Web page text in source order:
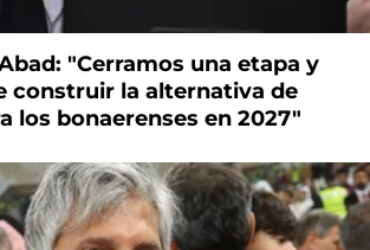
"Cerramos una etapa y
construir la alternativa de
los bonaerenses en 2027"